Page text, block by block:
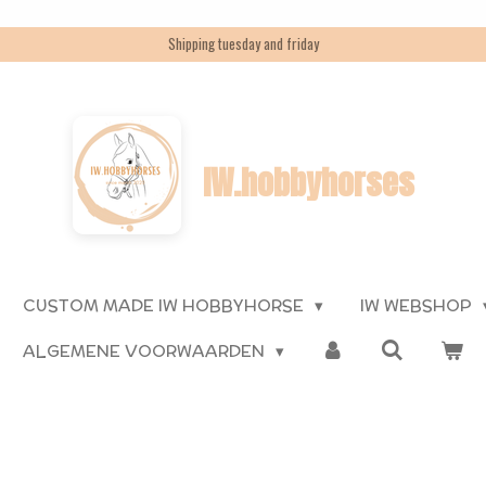
Shipping tuesday and friday
IW.hobbyhorses
CUSTOM MADE IW HOBBYHORSE IW WEBSHOP
ALGEMENE VOORWAARDEN